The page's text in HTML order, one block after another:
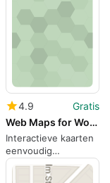
4.9
Gratis
Web Maps for WordPress
Interactieve kaarten
eenvoudig
integreren in
WordPress